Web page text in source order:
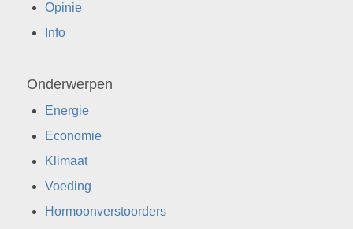
Opinie
Info
Onderwerpen
Energie
Economie
Klimaat
Voeding
Hormoonverstoorders